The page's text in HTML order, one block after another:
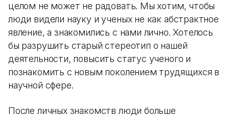
целом не может не радовать. Мы хотим, чтобы
люди видели науку и ученых не как абстрактное
явление, а знакомились с нами лично. Хотелось
бы разрушить старый стереотип о нашей
деятельности, повысить статус ученого и
познакомить с новым поколением трудящихся в
научной сфере.
После личных знакомств люди больше